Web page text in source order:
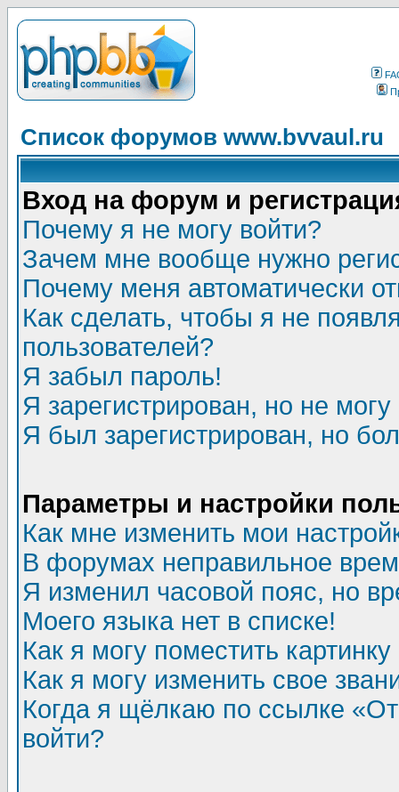
Список форумов www.bvvaul.ru
Вход на форум и
Почему я не могу войти?
Зачем мне вообще нужно
Почему меня автоматически
Как сделать, чтобы я не
пользователей?
Я забыл пароль!
Я зарегистрирован, но не могу
Я был зарегистрирован, но
Параметры и настройки
Как мне изменить мои
В форумах неправильное
Я изменил часовой пояс, но
Моего языка нет в списке!
Как я могу поместить
Как я могу изменить свое
Когда я щёлкаю по ссылке
войти?